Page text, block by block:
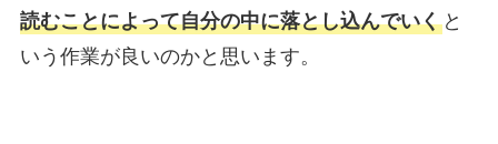
読むことによって自分の中に落とし込んでいくと
いう作業が良いのかと思います。